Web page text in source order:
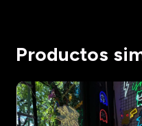
Productos